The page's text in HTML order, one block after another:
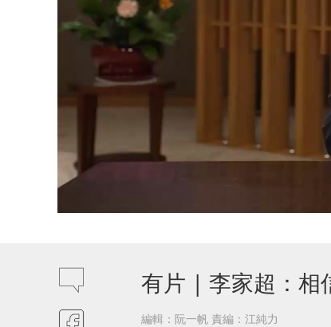
有片 | 李家超：相
編輯：阮一帆 責編：江純力